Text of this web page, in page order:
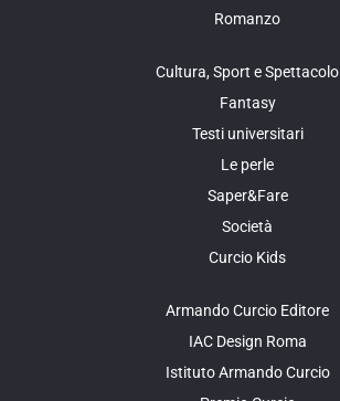
Romanzo
Cultura, Sport e Spettacolo
Fantasy
Testi universitari
Le perle
Saper&Fare
Società
Curcio Kids
Armando Curcio Editore
IAC Design Roma
Istituto Armando Curcio